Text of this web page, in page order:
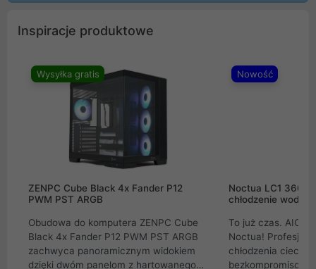
Inspiracje produktowe
Wysyłka gratis
ZENPC Cube Black 4x Fander P12
PWM PST ARGB
Obudowa do komputera ZENPC Cube
Black 4x Fander P12 PWM PST ARGB
zachwyca panoramicznym widokiem
dzięki dwóm panelom z hartowanego
Nowość
Noctua LC1
chłodzenie wodne
To już czas. AIO
Noctua!
chłodzenia cieczą